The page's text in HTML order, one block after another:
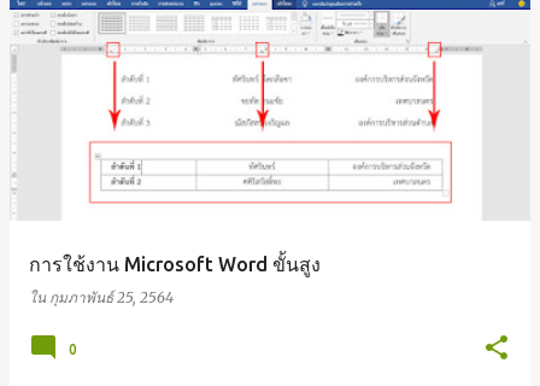
การใช้งาน Microsoft Word ขั้นสูง
ใน กุมภาพันธ์ 25, 2564
0